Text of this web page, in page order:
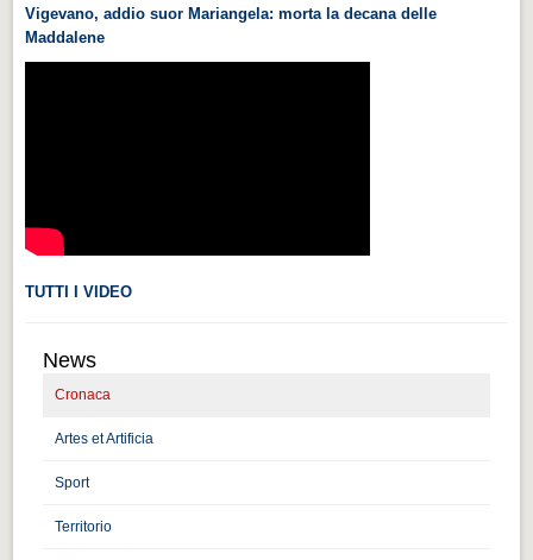
Videonews
Videonews
CHI SIAMO
CITTÀ
Guida turistica rapida
Vigevano, addio suor Mariangela: morta la decana delle
Maddalene
TUTTI I VIDEO
News
Cronaca
Artes et Artificia
Sport
Territorio